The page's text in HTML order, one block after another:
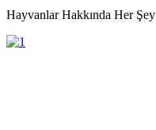
Hayvanlar Hakkında Her Şey